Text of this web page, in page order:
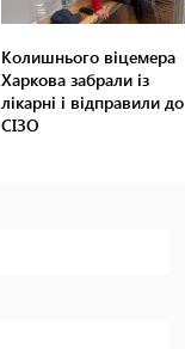
Колишнього віцемера
Харкова забрали із
лікарні і відправили до
СІЗО